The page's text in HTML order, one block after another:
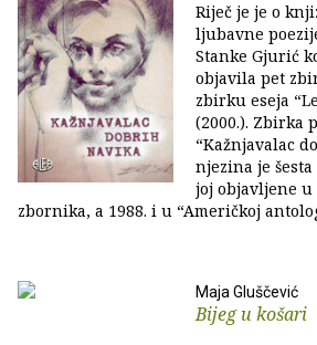
Riječ je je o
ljubavne
Stanke Gjurić
objavila pet
zbirku eseja
(2000.). Zbirka
“Kažnjavalac
njezina je
joj objavljene
zbornika, a 1988. i u “Američkoj
Maja Gluščević
Bijeg u košari